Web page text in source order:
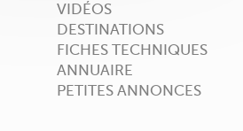
VIDÉOS
DESTINATIONS
FICHES TECHNIQUES
ANNUAIRE
PETITES ANNONCES